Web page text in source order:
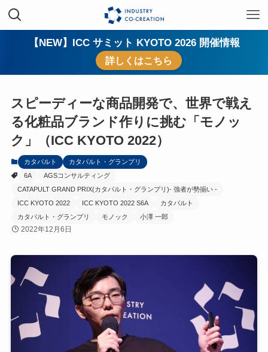
【NEW】ICC サミット KYOTO 2026 開催情報
詳しくはこちら
スピーディーな商品開発で、世界で戦え
る化粧品ブランド作りに挑む「モノッ
ク」（ICC KYOTO 2022）
カタパルト
カタパルト・グランプリ
6A
AGSコンサルティング
CATAPULT GRAND PRIX(カタパルト・グランプリ)- 強者が勢揃い -
ICC KYOTO 2022
ICC KYOTO 2022 S6A
カタパルト
カタパルト・グランプリ
モノック 小澤 一郎
2022年12月6日